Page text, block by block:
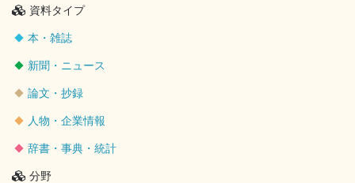
資料タイプ
本・雑誌
新聞・ニュース
論文・抄録
人物・企業情報
辞書・事典・統計
分野